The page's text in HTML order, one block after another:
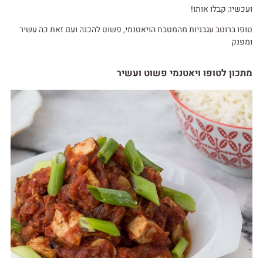
ועכשיו: קבלו אותו!
טופו ברוטב עגבניות מהמטבח הויאטנמי, פשוט להכנה ועם זאת כה עשיר
ומפנק
מתכון לטופו ויאטנמי פשוט ועשיר